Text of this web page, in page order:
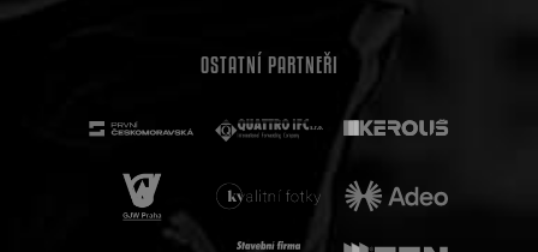
OSTATNÍ PARTNEŘI